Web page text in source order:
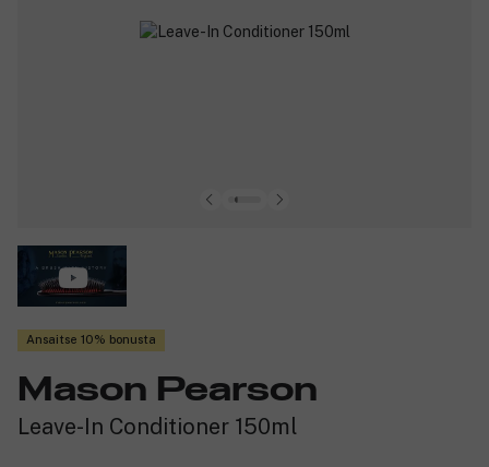
Ansaitse 10% bonusta
Mason Pearson
Leave-In Conditioner 150ml